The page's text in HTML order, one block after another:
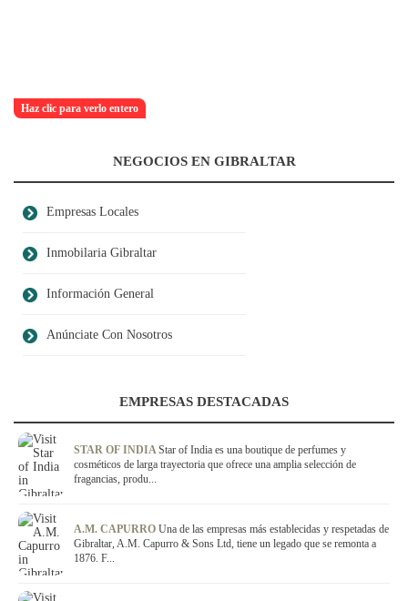
Haz clic para verlo entero
NEGOCIOS EN GIBRALTAR
Empresas Locales
Inmobilaria Gibraltar
Información General
Anúnciate Con Nosotros
EMPRESAS DESTACADAS
STAR OF INDIAStar of India es una boutique de perfumes y
cosméticos de larga trayectoria que ofrece una amplia selección de
fragancias, produ...
A.M. CAPURRO Una de las empresas más establecidas y respetadas de
Gibraltar, A.M. Capurro & Sons Ltd, tiene un legado que se remonta a
1876. F...